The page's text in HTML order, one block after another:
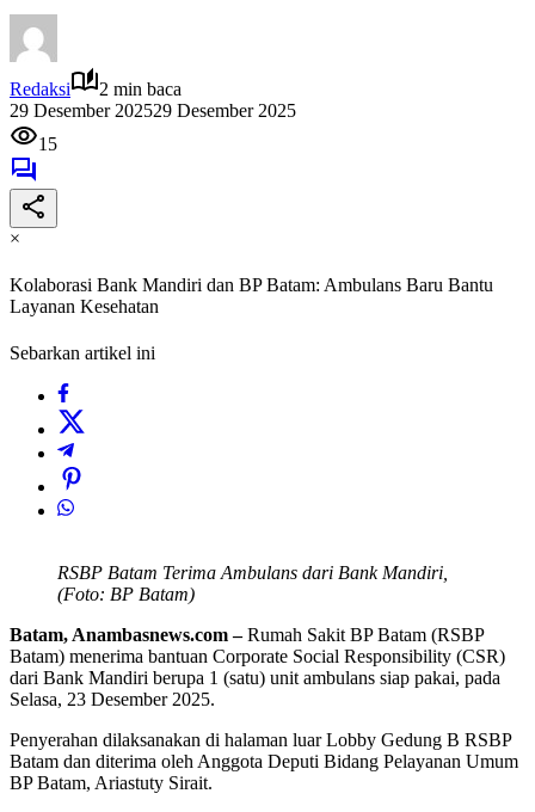
Redaksi
2 min baca
29 Desember 202529 Desember 2025
15
×
Kolaborasi Bank Mandiri dan BP Batam: Ambulans Baru Bantu
Layanan Kesehatan
Sebarkan artikel ini
RSBP Batam Terima Ambulans dari Bank Mandiri,
(Foto: BP Batam)
Batam, Anambasnews.com –Rumah Sakit BP Batam (RSBP
Batam) menerima bantuan Corporate Social Responsibility (CSR)
dari Bank Mandiri berupa 1 (satu) unit ambulans siap pakai, pada
Selasa, 23 Desember 2025.
Penyerahan dilaksanakan di halaman luar Lobby Gedung B RSBP
Batam dan diterima oleh Anggota Deputi Bidang Pelayanan Umum
BP Batam, Ariastuty Sirait.